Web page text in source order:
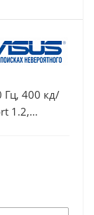
Гц, 400 кд/
1.2,